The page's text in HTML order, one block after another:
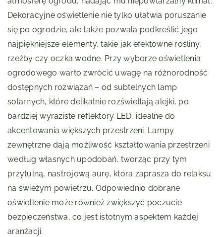
Dekoracyjne oświetlenie nie tylko ułatwia poruszanie
się po ogrodzie, ale także pozwala podkreślić jego
najpiękniejsze elementy, takie jak efektowne rośliny,
rzeźby czy oczka wodne. Przy wyborze oświetlenia
ogrodowego warto zwrócić uwagę na różnorodność
dostępnych rozwiązań – od subtelnych lamp
solarnych, które delikatnie rozświetlają alejki, po
bardziej wyraziste reflektory LED, idealne do
akcentowania większych przestrzeni. Lampy
zewnętrzne dają możliwość kształtowania przestrzeni
według własnych upodobań, tworząc przy tym
przytulną, nastrojową aurę, która zaprasza do relaksu
na świeżym powietrzu. Odpowiednio dobrane
oświetlenie może również zwiększyć poczucie
bezpieczeństwa, co jest istotnym aspektem każdej
aranżacji.